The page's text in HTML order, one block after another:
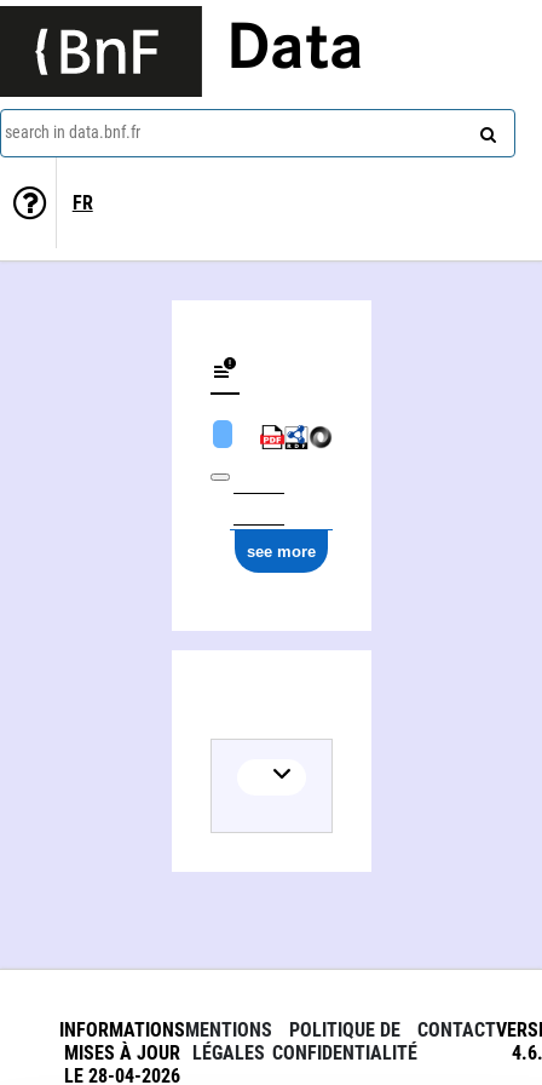
Data
search in data.bnf.fr
FR
see more
INFORMATIONS
MISES À JOUR
LE 28-04-2026
MENTIONS
LÉGALES
POLITIQUE DE
CONFIDENTIALITÉ
CONTACT